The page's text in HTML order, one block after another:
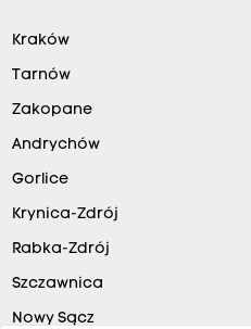
Kraków
Tarnów
Zakopane
Andrychów
Gorlice
Krynica-Zdrój
Rabka-Zdrój
Szczawnica
Nowy Sącz